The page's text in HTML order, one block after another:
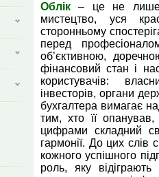
Облік
– це не лише
мистецтво, уся
сторонньому
перед
об’єктивною,
фінансовий стан і
користувачів:
інвесторів, органи
бухгалтера вимагає
тим, хто її
цифрами складний
гармонії. До цих слів
кожного успішного
роль, яку